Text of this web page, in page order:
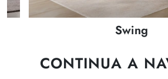
Swing
CONTINUA A